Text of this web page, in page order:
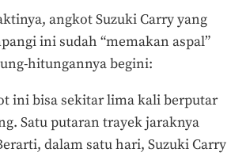
angkot Suzuki Carry yang
ini sudah “memakan aspal”
hitungannya begini:
ini bisa sekitar lima kali berputar
Satu putaran trayek jaraknya
dalam satu hari, Suzuki Carry